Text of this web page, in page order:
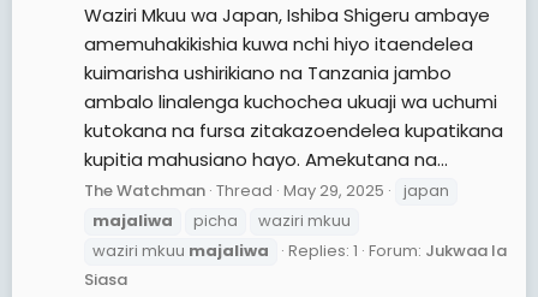
Waziri Mkuu wa Japan, Ishiba Shigeru ambaye
amemuhakikishia kuwa nchi hiyo itaendelea
kuimarisha ushirikiano na Tanzania jambo
ambalo linalenga kuchochea ukuaji wa uchumi
kutokana na fursa zitakazoendelea kupatikana
kupitia mahusiano hayo. Amekutana na...
The Watchman Thread May 29, 2025
japan
majaliwa
picha
waziri mkuu
waziri mkuu majaliwa Replies: 1 Forum: Jukwaa la
Siasa